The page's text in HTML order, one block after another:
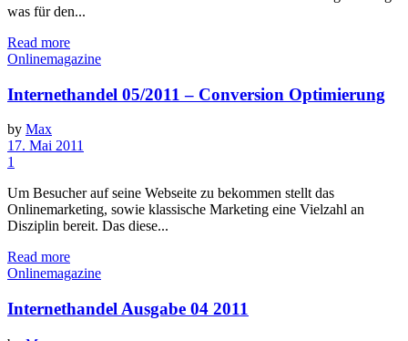
was für den...
Read more
Onlinemagazine
Internethandel 05/2011 – Conversion Optimierung
by Max
17. Mai 2011
1
Um Besucher auf seine Webseite zu bekommen stellt das
Onlinemarketing, sowie klassische Marketing eine Vielzahl an
Disziplin bereit. Das diese...
Read more
Onlinemagazine
Internethandel Ausgabe 04 2011